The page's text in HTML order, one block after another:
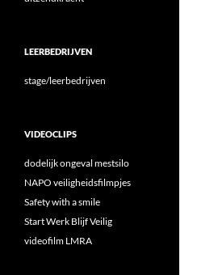
LEERBEDRIJVEN
stage/leerbedrijven
VIDEOCLIPS
dodelijk ongeval mestsilo
NAPO veiligheidsfilmpjes
Safety with a smile
Start Werk Blijf Veilig
videofilm LMRA